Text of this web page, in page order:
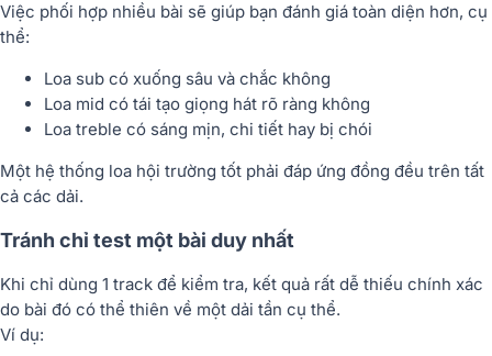
Việc phối hợp nhiều bài sẽ giúp bạn đánh giá toàn diện hơn, cụ
thể:
Loa sub có xuống sâu và chắc không
Loa mid có tái tạo giọng hát rõ ràng không
Loa treble có sáng mịn, chi tiết hay bị chói
Một hệ thống loa hội trường tốt phải đáp ứng đồng đều trên tất
cả các dải.
Tránh chỉ test một bài duy nhất
Khi chỉ dùng 1 track để kiểm tra, kết quả rất dễ thiếu chính xác
do bài đó có thể thiên về một dải tần cụ thể.
Ví dụ: